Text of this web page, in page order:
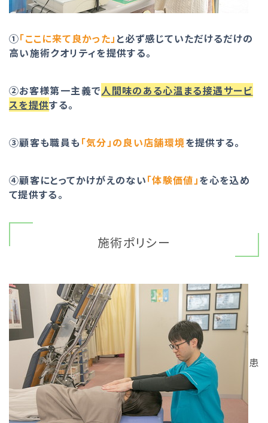
①「ここに来て良かった」 と必ず感じていただけるだけの
高い施術クオリティを提供する。
②お客様第一主義で人間味のある心温まる接遇サービ
スを提供する。
③顧客も職員も 「気分」の良い店舗環境を提供する。
④顧客にとってかけがえのない「体験価値」を心を込め
て提供する。
施術ポリシー
患